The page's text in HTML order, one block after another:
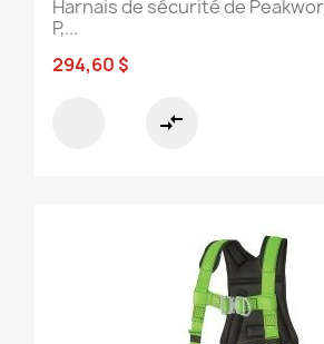
Harnais de sécurité de
P,...
294,60 $
compare_arrows